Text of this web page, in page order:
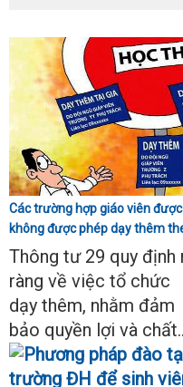
Các trường hợp giáo viên
không được phép dạy thêm
Thông tư 29
Thông tư 29 quy định
ràng về việc tổ chức
dạy thêm, nhằm đảm
bảo quyền lợi và